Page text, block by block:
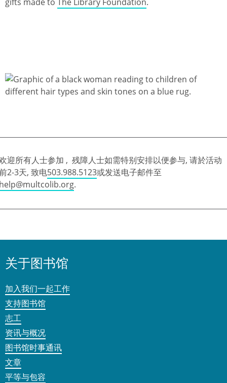
迎所有人士参加 , 残障人士如需特别安排以便参与, 请於活动
2-3天, 致电503.988.5123或发送电子邮件至
.
关于图书馆
加入我们一起工作
支持图书馆
志工
资讯与概况
图书馆时事通讯
文章
平等与包容